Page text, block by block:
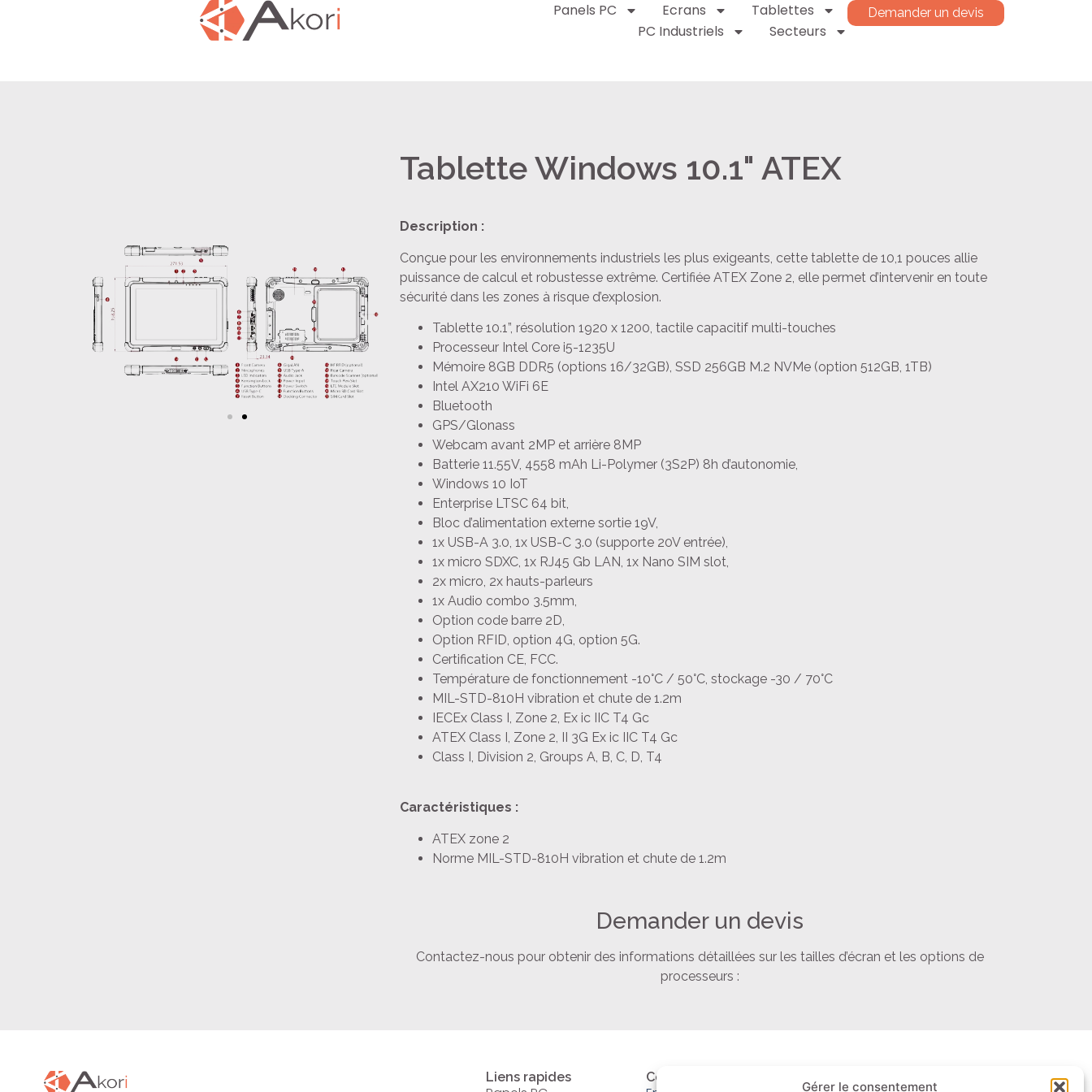
Gérer le consentement
Panels PC Ecrans
Tablettes
PC Industriels
Secteurs
Demander un devis
Tablette Windows 10.1" ATEX
Description :
Conçue pour les environnements industriels les plus exigeants, cette tablette de 10,1 pouces allie
puissance de calcul et robustesse extrême. Certifiée ATEX Zone 2, elle permet d’intervenir en toute
sécurité dans les zones à risque d’explosion.
Tablette 10.1”, résolution 1920 x 1200, tactile capacitif multi-touches
Processeur Intel Core i5-1235U
Mémoire 8GB DDR5 (options 16/32GB), SSD 256GB M.2 NVMe (option 512GB, 1TB)
Intel AX210 WiFi 6E
Bluetooth
GPS/Glonass
Webcam avant 2MP et arrière 8MP
Batterie 11.55V, 4558 mAh Li-Polymer (3S2P) 8h d’autonomie,
Windows 10 IoT
Enterprise LTSC 64 bit,
Bloc d’alimentation externe sortie 19V,
1x USB-A 3.0, 1x USB-C 3.0 (supporte 20V entrée),
1x micro SDXC, 1x RJ45 Gb LAN, 1x Nano SIM slot,
2x micro, 2x hauts-parleurs
1x Audio combo 3.5mm,
Option code barre 2D,
Option RFID, option 4G, option 5G.
Certification CE, FCC.
Température de fonctionnement -10°C / 50°C, stockage -30 / 70°C
MIL-STD-810H vibration et chute de 1.2m
IECEx Class I, Zone 2, Ex ic IIC T4 Gc
ATEX Class I, Zone 2, II 3G Ex ic IIC T4 Gc
Class I, Division 2, Groups A, B, C, D, T4
Caractéristiques :
ATEX zone 2
Norme MIL-STD-810H vibration et chute de 1.2m
Demander un devis
Contactez-nous pour obtenir des informations détaillées sur les tailles d’écran et les options de
processeurs :
Liens rapides Contact